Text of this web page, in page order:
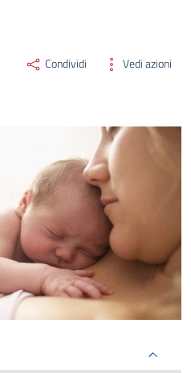
Condividi Vedi azioni